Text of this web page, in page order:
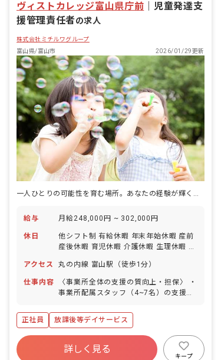
ヴィストカレッジ富山県庁前
児童発達支
援管理責任者の求人
株式会社ミチルワグループ
富山県/富山市
2026/01/29更新
一人ひとりの可能性を育む場所。あなたの経験が輝くステージです。
給与 月給248,000円 ~ 302,000円
休日
他シフト制 有給休暇 年末年始休暇 産前
産後休暇 育児休暇 介護休暇 生理休暇 ※
アクセス
丸の内線 富山駅（徒歩1分）
仕事内容
〈事業所全体の支援の質向上・担保〉 ・
事業所配属スタッフ（4~7名）の支援力
通した利用者さんのトータル支援の統括
正社員 放課後等デイサービス
詳しく見る
キープ